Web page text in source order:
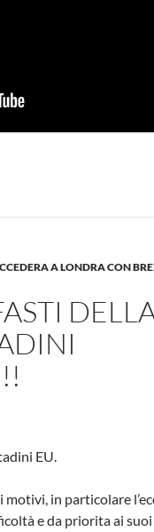
A LONDRA CON
EU.
in particolare
e da priorita ai suoi